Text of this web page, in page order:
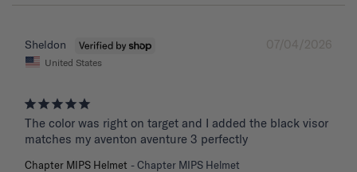
07/04/2026
Sheldon
United States
The color was right on target and I added the black visor
matches my aventon aventure 3 perfectly
Chapter MIPS Helmet Chapter MIPS Helmet